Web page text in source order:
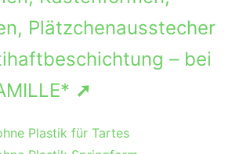
Plätzchenausstecher
– bei
➚